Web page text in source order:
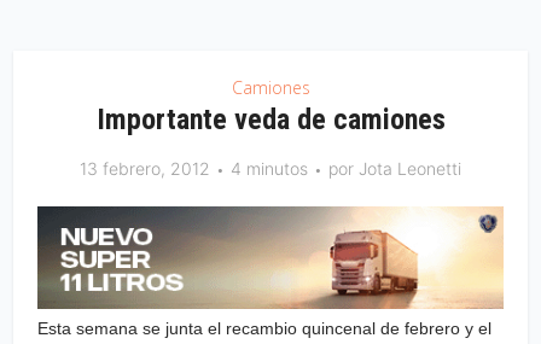
Camiones
Importante veda de camiones
13 febrero, 2012 4 minutos por Jota Leonetti
Esta semana se junta el recambio quincenal de febrero y el